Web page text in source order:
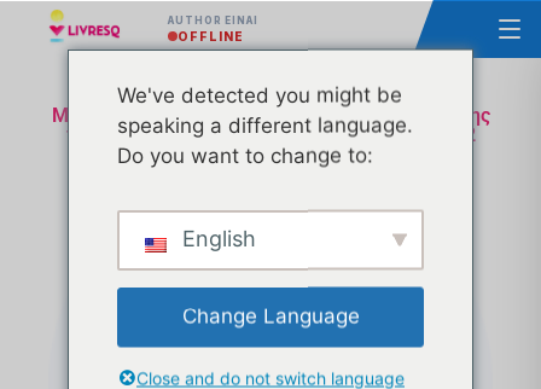
AUTHOR ΕΊΝΑΙ
OFFLINE
Μάθημα - Σχεδιασμός της υλοποίησης και χρήσης
των Ανοικτών Εκπαιδευτικών Πόρων Ομάδα 2
Pluxee
We've detected you might be
speaking a different language.
Do you want to change to:
English
Change Language
Close and do not switch language